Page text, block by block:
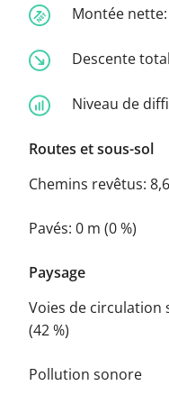
Montée nette:
Descente
Niveau de
Routes et sous-sol
Chemins revêtus:
Pavés: 0 m (0 %)
Paysage
Voies de circulation
(42 %)
Pollution sonore